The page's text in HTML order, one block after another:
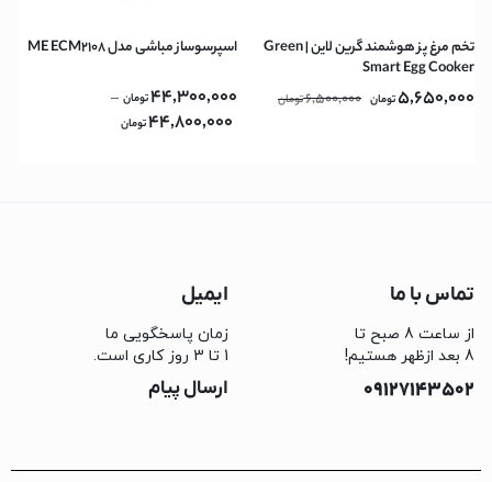
تخم مرغ پز هوشمند گرین لاین | Green
Smart Egg Cooker
5,650,000تومان 6,500,000تومان
اسپرسوساز مباشی مدل ME ECM2108
44,300,000تومان –
44,800,000تومان
تماس با ما
از ساعت 8 صبح تا
8 بعد ازظهر هستیم!
09127143502
ایمیل
زمان پاسخگویی ما
1 تا 3 روز کاری است.
ارسال پیام